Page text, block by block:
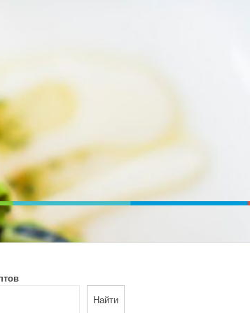
ПИТАНИЕ
Найти